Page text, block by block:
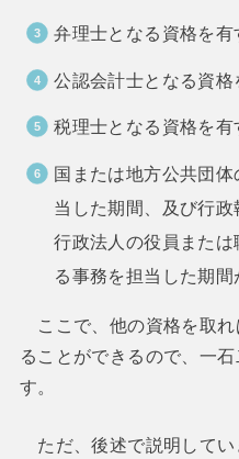
弁理士となる資格を有
公認会計士となる資格
税理士となる資格を有
国または地方公共団
当した期間、及び行
行政法人の役員また
る事務を担当した期
ここで、他の資格を取れ
ることができるので、一
す。
ただ、後述で説明してい